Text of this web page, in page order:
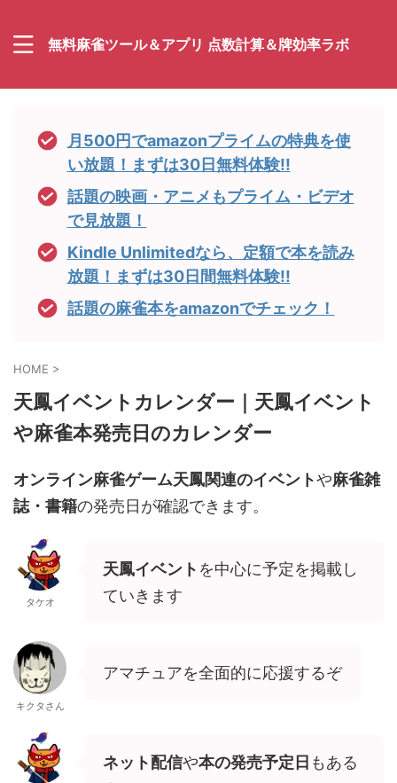
無料麻雀ツール＆アプリ 点数計算＆牌効率ラボ
月500円でamazonプライムの特典を使
い放題！まずは30日無料体験!!
話題の映画・アニメもプライム・ビデオ
で見放題！
Kindle Unlimitedなら、定額で本を読み
放題！まずは30日間無料体験!!
話題の麻雀本をamazonでチェック！
HOME >
天鳳イベントカレンダー｜天鳳イベント
や麻雀本発売日のカレンダー
オンライン麻雀ゲーム天鳳関連のイベントや麻雀雑
誌・書籍の発売日が確認できます。
タケオ
天鳳イベント を中心に予定を掲載し
ていきます
キクタさん
アマチュアを全面的に応援するぞ
ネット配信や本の発売予定日 もある